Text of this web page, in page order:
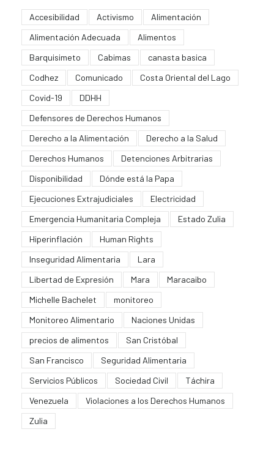
Accesibilidad Activismo
Alimentación
Alimentación Adecuada
Alimentos
Barquisimeto
Cabimas
canasta basica
Codhez
Comunicado
Costa Oriental del Lago
Covid-19
DDHH
Defensores de Derechos Humanos
Derecho a la Alimentación
Derecho a la Salud
Derechos Humanos
Detenciones Arbitrarias
Disponibilidad
Dónde está la Papa
Ejecuciones Extrajudiciales
Electricidad
Emergencia Humanitaria Compleja
Estado Zulia
Hiperinflación
Human Rights
Inseguridad Alimentaria
Lara
Libertad de Expresión
Mara
Maracaibo
Michelle Bachelet
monitoreo
Monitoreo Alimentario
Naciones Unidas
precios de alimentos
San Cristóbal
San Francisco
Seguridad Alimentaria
Servicios Públicos
Sociedad Civil
Táchira
Venezuela
Violaciones a los Derechos Humanos
Zulia